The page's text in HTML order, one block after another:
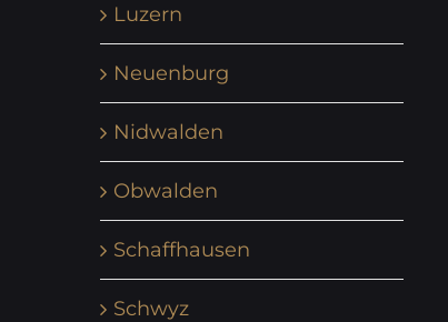
Luzern
Neuenburg
Nidwalden
Obwalden
Schaffhausen
Schwyz